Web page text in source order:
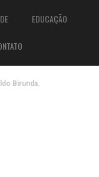
EDUCAÇÃO
Birunda.